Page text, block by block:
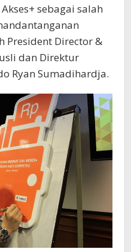
sebagai salah
President Director &
dan Direktur
Ryan Sumadihardja.